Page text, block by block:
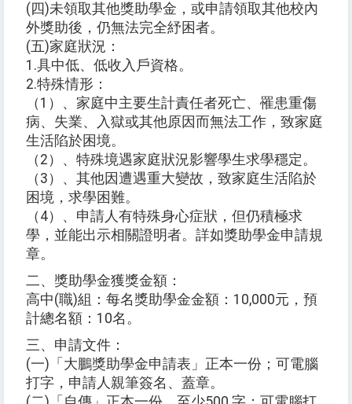
(四)未領取其他獎助學金，或申請領取其他校內
外獎助後，仍無法完全紓困者。
(五)家庭狀況：
1.具中低、低收入戶資格。
2.特殊情形：
（1）、家庭中主要生計責任者死亡、罹患重傷
病、失業、入獄或其他原因而無法工作，致家庭
生活陷於困境。
（2）、特殊境遇家庭狀況影響學生求學穩定。
（3）、其他因遭遇重大變故，致家庭生活陷於
困境，求學困難。
（4）、申請人有特殊身心症狀，但仍積極求
學，並能出示相關證明者。詳如獎助學金申請規
章。
二、獎助學金獲獎金額：
高中(職)組：每名獎助學金金額：10,000元，預
計總名額：10名。
三、申請文件：
(一)「大鵬獎助學金申請表」正本一份；可電腦
打字，申請人親筆簽名、蓋章。